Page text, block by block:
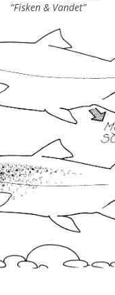
“Fisken & Vandet”